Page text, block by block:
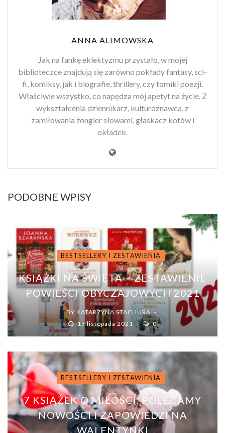
ANNA ALIMOWSKA
Jak na fankę eklektyzmu przystało, w mojej
biblioteczce znajdują się zarówno pokłady fantasy, sci-
fi, komiksy, jak i biografie, thrillery, czy tomiki poezji.
Właściwie wszystko, co napędza mój apetyt na życie. Z
wykształcenia dziennikarz, kulturoznawca, z
zamiłowania żongler słowami, głaskacz kotów i
okładek.
PODOBNE WPISY
BESTSELLERY I ZESTAWIENIA
KSIĄŻKI NA ŚWIĘTA – ZESTAWIENIE
POWIEŚCI OBYCZAJOWYCH 2021
BYKATARZYNA STACHURA
17 listopada 2021
0
BESTSELLERY I ZESTAWIENIA
7 KSIĄŻEK O MIŁOŚCI. POLECAMY
NOWOŚCI I ZAPOWIEDZI NA
WALENTYNKI